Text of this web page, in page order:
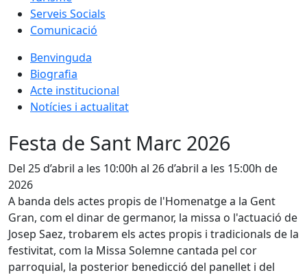
Serveis Socials
Comunicació
Benvinguda
Biografia
Acte institucional
Notícies i actualitat
Festa de Sant Marc 2026
Del 25 d’abril a les 10:00h al 26 d’abril a les 15:00h de
2026
A banda dels actes propis de l'Homenatge a la Gent
Gran, com el dinar de germanor, la missa o l'actuació de
Josep Saez, trobarem els actes propis i tradicionals de la
festivitat, com la Missa Solemne cantada pel cor
parroquial, la posterior benedicció del panellet i del